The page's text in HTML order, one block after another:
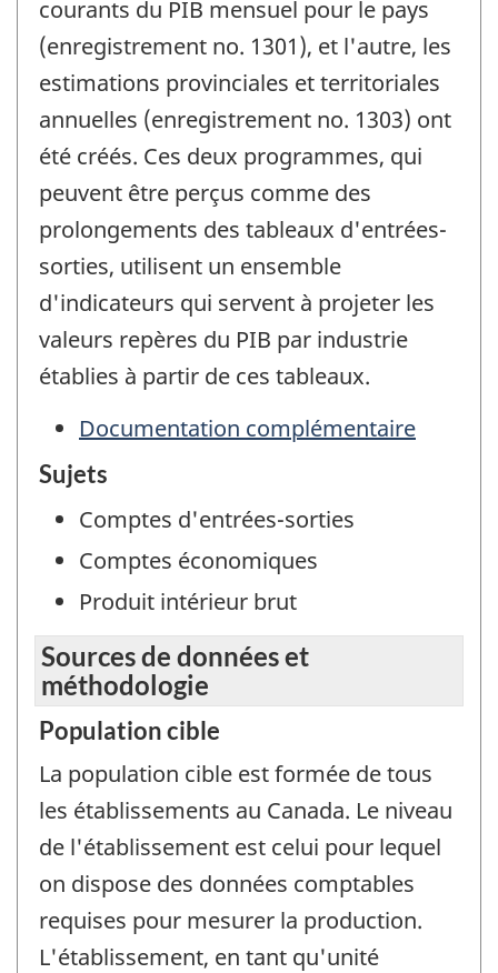
courants du PIB mensuel pour le pays
(enregistrement no. 1301), et l'autre, les
estimations provinciales et territoriales
annuelles (enregistrement no. 1303) ont
été créés. Ces deux programmes, qui
peuvent être perçus comme des
prolongements des tableaux d'entrées-
sorties, utilisent un ensemble
d'indicateurs qui servent à projeter les
valeurs repères du PIB par industrie
établies à partir de ces tableaux.
Documentation complémentaire
Sujets
Comptes d'entrées-sorties
Comptes économiques
Produit intérieur brut
Sources de données et
méthodologie
Population cible
La population cible est formée de tous
les établissements au Canada. Le niveau
de l'établissement est celui pour lequel
on dispose des données comptables
requises pour mesurer la production.
L'établissement, en tant qu'unité